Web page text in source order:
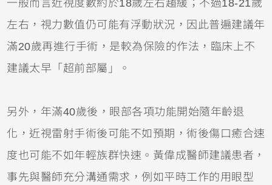
一般而言近視度數約於18歲左右趨緩；不過18-21歲
左右，視力數值仍可能有浮動狀況，因此普遍建議年
滿20歲再進行手術，是較為保險的作法，臨床上不
建議太早「超前部屬」。
另外，年滿40歲後，眼部各項功能開始隨年齡退
化，近視雷射手術後可能不如預期，術後傷口癒合速
度也可能不如年輕族群快速。黃偉成醫師建議患者，
事先與醫師充分溝通需求，例如平時工作的用眼型